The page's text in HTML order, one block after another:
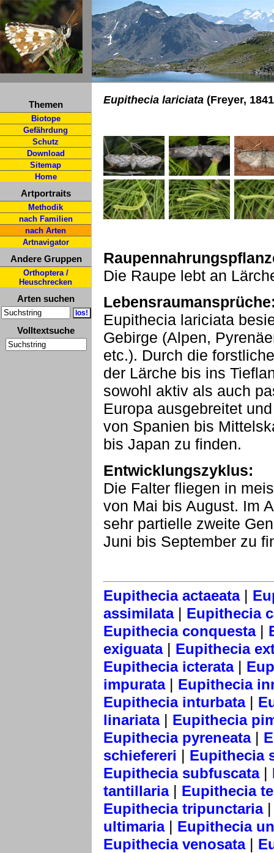
Themen
Biotope
Gefährdung
Schutz
Download
Sitemap
Home
Artportraits
Methodik
nach Familien
nach Arten
Artnavigator
Andere Gruppen
Orthoptera /
Heuschrecken
Arten suchen
Volltextsuche
Eupithecia lariciata (Freyer,
Die Raupe lebt an
Eupithecia lariciata
Gebirge (Alpen,
etc.). Durch die
der Lärche bis ins
sowohl aktiv als auch
Europa ausgebreitet
von Spanien bis
bis Japan zu finden.
Entwicklungszyklus:
Die Falter fliegen in
von Mai bis August. Im
sehr partielle zweite
Juni bis September zu
Eupithecia actaeata|
assimilata| Eupithecia
Eupithecia conquesta|
exiguata| Eupithecia
Eupithecia icterata|
impurata| Eupithecia
Eupithecia inturbata|
linariata| Eupithecia
Eupithecia pyreneata|
schiefereri | Eupithecia
Eupithecia subfuscata|
tantillaria| Eupithecia
Eupithecia tripunctaria
ultimaria| Eupithecia
Eupithecia venosata|